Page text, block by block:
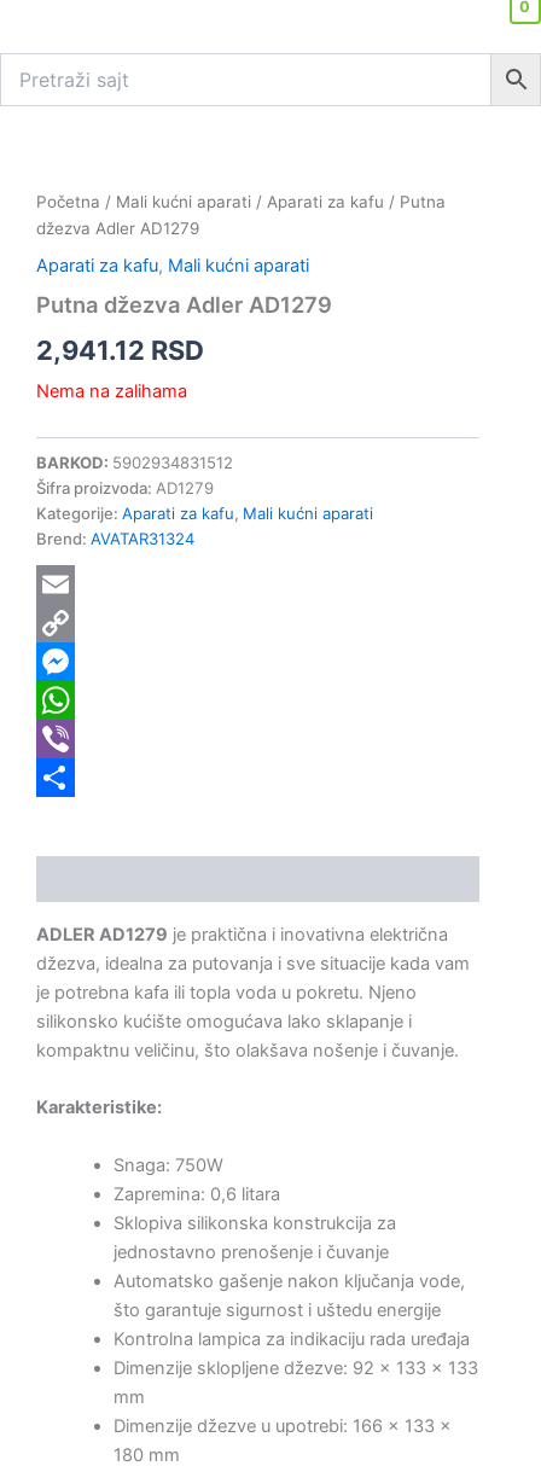
0
Početna / Mali kućni aparati / Aparati za kafu / Putna
džezva Adler AD1279
Aparati za kafu, Mali kućni aparati
Putna džezva Adler AD1279
2,941.12 RSD
Nema na zalihama
BARKOD: 5902934831512
Šifra proizvoda: AD1279
Kategorije: Aparati za kafu, Mali kućni aparati
Brend: AVATAR31324
Email
Copy
Link
Messenger
WhatsApp
Viber
ADLER AD1279 je praktična i inovativna električna
džezva, idealna za putovanja i sve situacije kada vam
je potrebna kafa ili topla voda u pokretu. Njeno
silikonsko kućište omogućava lako sklapanje i
kompaktnu veličinu, što olakšava nošenje i čuvanje.
Karakteristike:
Snaga: 750W
Zapremina: 0,6 litara
Sklopiva silikonska konstrukcija za
jednostavno prenošenje i čuvanje
Automatsko gašenje nakon ključanja vode,
što garantuje sigurnost i uštedu energije
Kontrolna lampica za indikaciju rada uređaja
Dimenzije sklopljene džezve: 92 x 133 x 133
mm
Dimenzije džezve u upotrebi: 166 x 133 x
180 mm